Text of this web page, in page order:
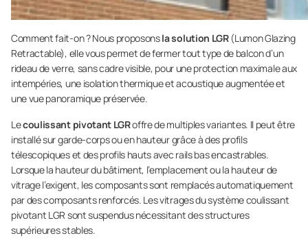
Comment fait-on ? Nous proposonsla solution LGR(Lumon Glazing
Retractable), elle vous permet de fermer tout type de balcon d’un
rideau de verre, sans cadre visible, pour une protection maximale aux
intempéries, une isolation thermique et acoustique augmentée et
une vue panoramique préservée.
Lecoulissant pivotant LGRoffre de multiples variantes. Il peut être
installé sur garde-corps ou en hauteur grâce à des profils
télescopiques et des profils hauts avec rails bas encastrables.
Lorsque la hauteur du bâtiment, l’emplacement ou la hauteur de
vitrage l’exigent, les composants sont remplacés automatiquement
par des composants renforcés. Les vitrages du système coulissant
pivotant LGR sont suspendus nécessitant des structures
supérieures stables.